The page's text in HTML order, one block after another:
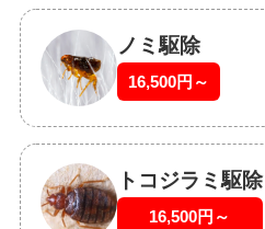
ノミ駆除
16,500円～
トコジラミ駆除
16,500円～